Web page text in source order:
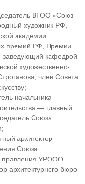
ВТОО «Союз
художник РФ,
академии
премий РФ, Премии
заведующий кафедрой
художественно-
член Совета
начальника
— главный
Союза
архитектор
Союза
правления УРООО
архитектурного бюро